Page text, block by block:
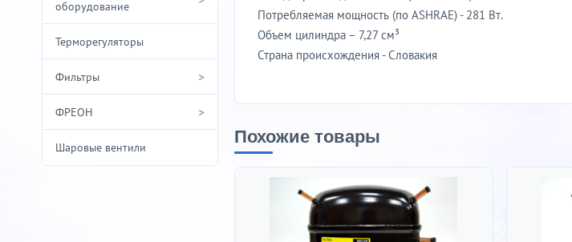
оборудование
Терморегуляторы
Фильтры >
ФРЕОН >
Шаровые вентили
Потребляемая мощность (по ASHRAE) - 281 Вт.
Объем цилиндра – 7,27 см³
Страна происхождения - Словакия
Похожие товары